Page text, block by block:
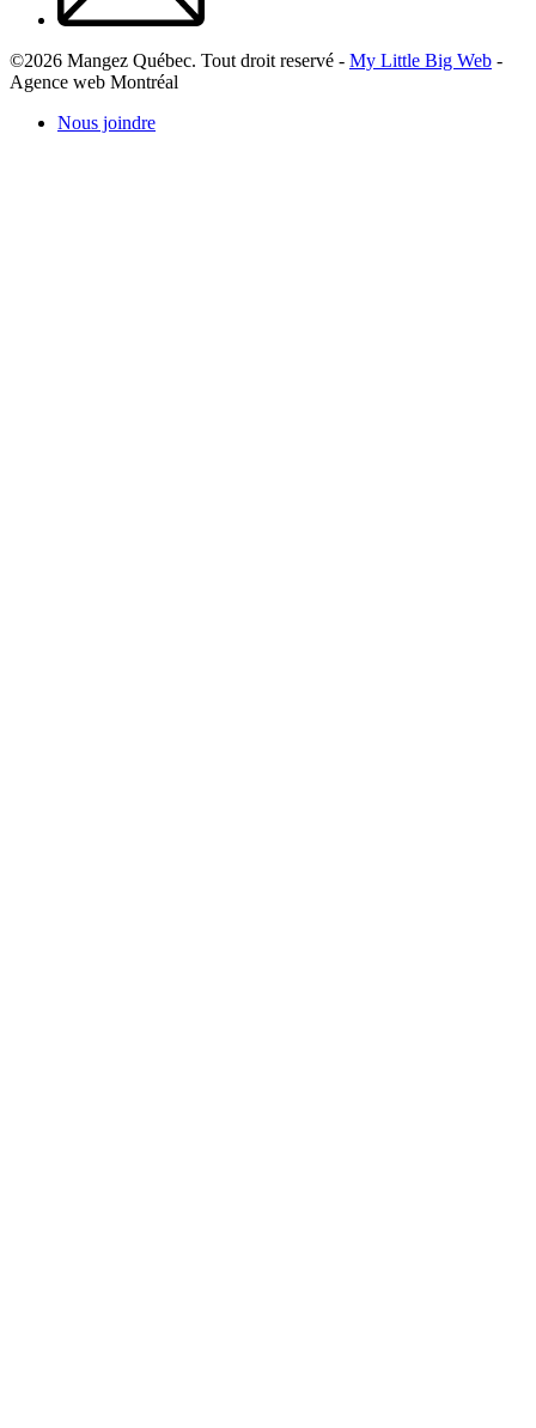
©2026 Mangez Québec. Tout droit reservé - My Little Big Web -
Agence web Montréal
Nous joindre